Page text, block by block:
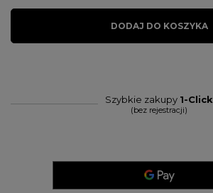
DODAJ DO KOSZYKA
Szybkie zakupy 1-Click
(bez rejestracji)